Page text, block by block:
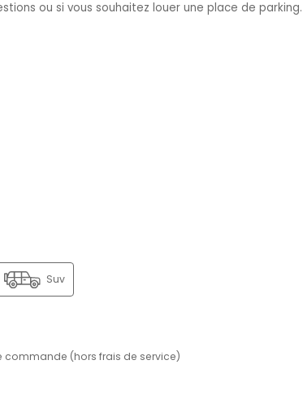
ou si vous souhaitez louer une place de parking.
Suv
commande (hors frais de service)